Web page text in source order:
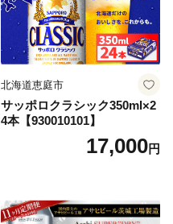
北海道恵庭市
サッポロクラシック350ml×2
4本【930010101】
17,000円